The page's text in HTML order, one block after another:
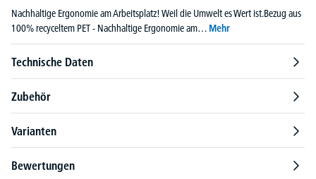
Nachhaltige Ergonomie am Arbeitsplatz! Weil die Umwelt es Wert ist.Bezug aus
100% recyceltem PET - Nachhaltige Ergonomie am… Mehr
Technische Daten
Zubehör
Varianten
Bewertungen